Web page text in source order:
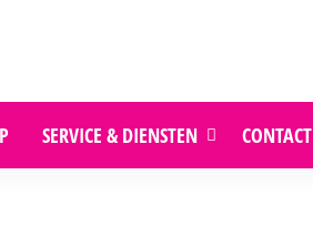
SERVICE & DIENSTEN CONTACT